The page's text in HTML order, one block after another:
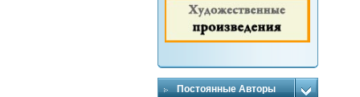
Постоянные Авторы